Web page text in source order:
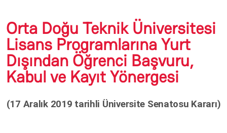
Orta Doğu Teknik Üniversitesi
Lisans Programlarına Yurt
Dışından Öğrenci Başvuru,
Kabul ve Kayıt Yönergesi
(17 Aralık 2019 tarihli Üniversite Senatosu Kararı)